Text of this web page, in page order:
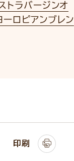
ラバージンオ
ロピアンブレン
印刷